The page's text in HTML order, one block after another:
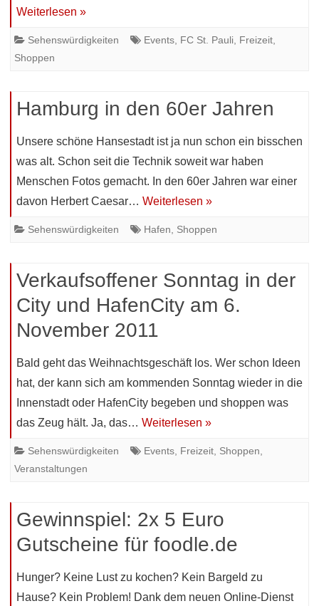
Weiterlesen »
Sehenswürdigkeiten Events FC St. Pauli Freizeit
Shoppen
Hamburg in den 60er Jahren
Unsere schöne Hansestadt ist ja nun schon ein bisschen
was alt. Schon seit die Technik soweit war haben
Menschen Fotos gemacht. In den 60er Jahren war einer
davon Herbert Caesar… Weiterlesen »
Sehenswürdigkeiten Hafen Shoppen
Verkaufsoffener Sonntag in der
City und HafenCity am 6.
November 2011
Bald geht das Weihnachtsgeschäft los. Wer schon Ideen
hat, der kann sich am kommenden Sonntag wieder in die
Innenstadt oder HafenCity begeben und shoppen was
das Zeug hält. Ja, das… Weiterlesen »
Sehenswürdigkeiten Events Freizeit Shoppen
Veranstaltungen
Gewinnspiel: 2x 5 Euro
Gutscheine für foodle.de
Hunger? Keine Lust zu kochen? Kein Bargeld zu
Hause? Kein Problem! Dank dem neuen Online-Dienst